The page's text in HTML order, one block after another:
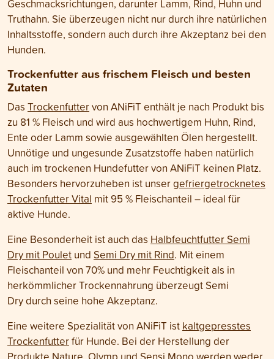
Geschmacksrichtungen, darunter Lamm, Rind, Huhn und
Truthahn. Sie überzeugen nicht nur durch ihre natürlichen
Inhaltsstoffe, sondern auch durch ihre Akzeptanz bei den
Hunden.
Trockenfutter aus frischem Fleisch und besten
Zutaten
Das Trockenfuttervon ANiFiT enthält je nach Produkt bis
zu 81 % Fleisch und wird aus hochwertigem Huhn, Rind,
Ente oder Lamm sowie ausgewählten Ölen hergestellt.
Unnötige und ungesunde Zusatzstoffe haben natürlich
auch im trockenen Hundefutter von ANiFiT keinen Platz.
Besonders hervorzuheben ist unsergefriergetrocknetes
Trockenfutter Vital mit 95 % Fleischanteil – ideal für
aktive Hunde.
Eine Besonderheit ist auch das Halbfeuchtfutter Semi
Dry mit Poulet und Semi Dry mit Rind. Mit einem
Fleischanteil von 70% und mehr Feuchtigkeit als in
herkömmlicher Trockennahrung überzeugt Semi
Dry durch seine hohe Akzeptanz.
Eine weitere Spezialität von ANiFiT ist kaltgepresstes
Trockenfutterfür Hunde. Bei der Herstellung der